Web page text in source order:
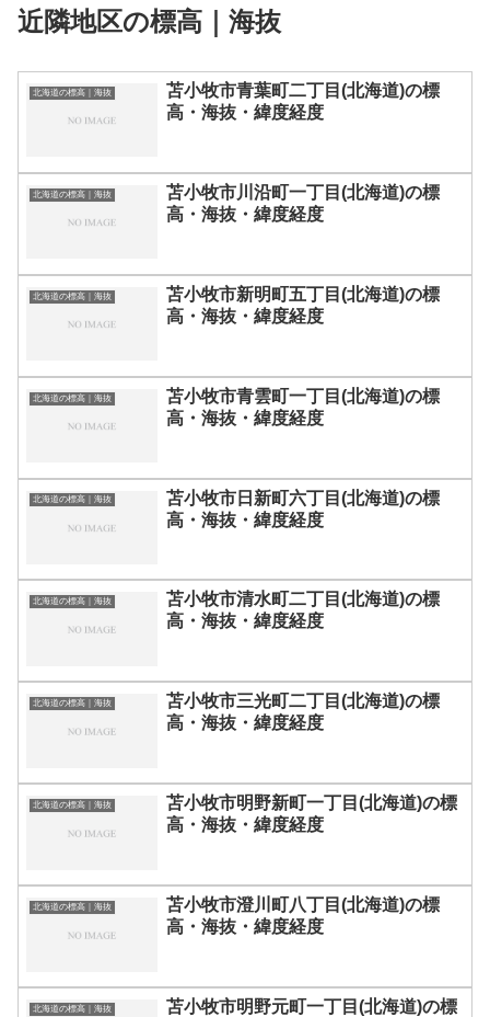
近隣地区の標高｜海抜
北海道の標高｜海抜
苫小牧市青葉町二丁目(北海道)の標
高・海抜・緯度経度
北海道の標高｜海抜
苫小牧市川沿町一丁目(北海道)の標
高・海抜・緯度経度
北海道の標高｜海抜
苫小牧市新明町五丁目(北海道)の標
高・海抜・緯度経度
北海道の標高｜海抜
苫小牧市青雲町一丁目(北海道)の標
高・海抜・緯度経度
北海道の標高｜海抜
苫小牧市日新町六丁目(北海道)の標
高・海抜・緯度経度
北海道の標高｜海抜
苫小牧市清水町二丁目(北海道)の標
高・海抜・緯度経度
北海道の標高｜海抜
苫小牧市三光町二丁目(北海道)の標
高・海抜・緯度経度
北海道の標高｜海抜
苫小牧市明野新町一丁目(北海道)の標
高・海抜・緯度経度
北海道の標高｜海抜
苫小牧市澄川町八丁目(北海道)の標
高・海抜・緯度経度
北海道の標高｜海抜
苫小牧市明野元町一丁目(北海道)の標